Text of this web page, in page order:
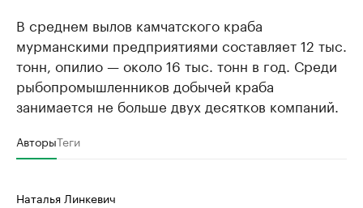
В среднем вылов камчатского краба
мурманскими предприятиями составляет 12 тыс.
тонн, опилио — около 16 тыс. тонн в год. Среди
рыбопромышленников добычей краба
занимается не больше двух десятков компаний.
АвторыТеги
Наталья Линкевич